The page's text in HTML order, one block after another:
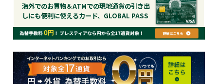
海外でのお買物＆ATMでの現地通貨の引き出
しにも便利に使えるカード、GLOBAL PASS